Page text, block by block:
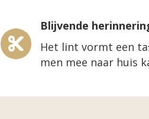
Blijvende
Het lint vormt een
men mee naar huis